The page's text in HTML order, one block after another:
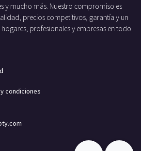
y mucho más. Nuestro compromiso es
precios competitivos, garantía y un
profesionales y empresas en todo
condiciones